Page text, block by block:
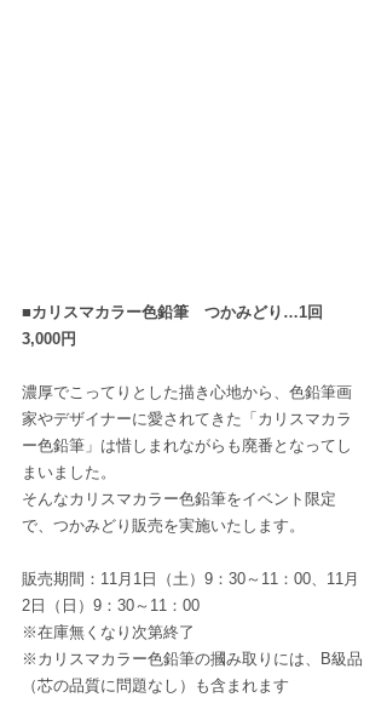
■カリスマカラー色鉛筆　つかみどり…1回
3,000円
濃厚でこってりとした描き心地から、色鉛筆画
家やデザイナーに愛されてきた「カリスマカラ
ー色鉛筆」は惜しまれながらも廃番となってし
まいました。
そんなカリスマカラー色鉛筆をイベント限定
で、つかみどり販売を実施いたします。
販売期間：11月1日（土）9：30～11：00、11月
2日（日）9：30～11：00
※在庫無くなり次第終了
※カリスマカラー色鉛筆の摑み取りには、B級品
（芯の品質に問題なし）も含まれます